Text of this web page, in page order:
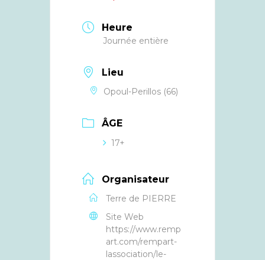
Heure
Journée entière
Lieu
Opoul-Perillos (66)
ÂGE
17+
Organisateur
Terre de PIERRE
Site Web
https://www.remp
art.com/rempart-
lassociation/le-